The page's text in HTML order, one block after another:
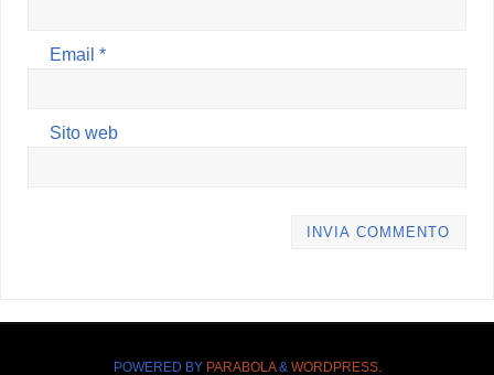
Email*
Sito web
POWERED BY PARABOLA& WORDPRESS.